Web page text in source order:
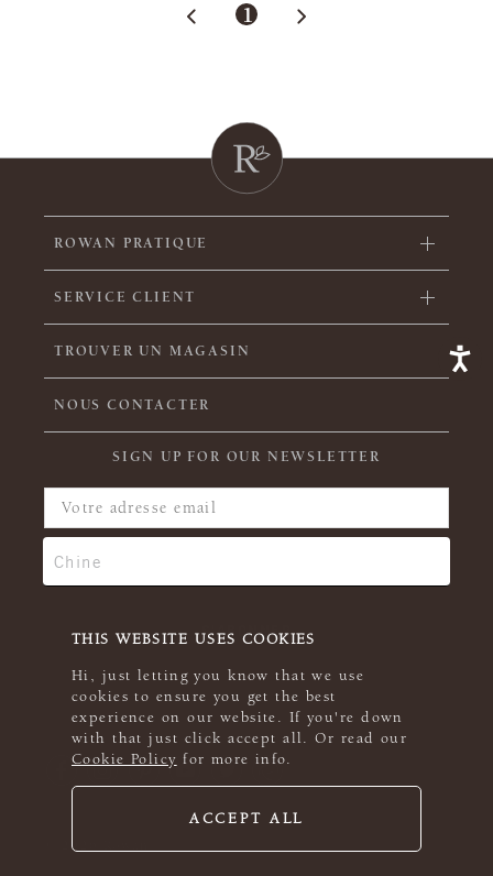
THIS WEBSITE USES COOKIES
Hi, just letting you know that we use
cookies to ensure you get the best
experience on our website. If you're down
with that just click accept all. Or read our
Cookie Policy for more info.
ACCEPT ALL
1
ROWAN PRATIQUE
SERVICE CLIENT
TROUVER UN MAGASIN
NOUS CONTACTER
SIGN UP FOR OUR NEWSLETTER
© 2026 Rowan